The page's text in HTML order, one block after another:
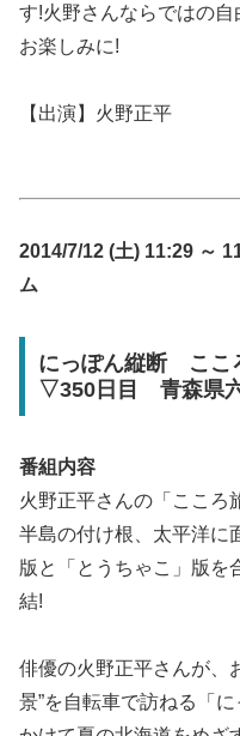
す!火野さんならではの
お楽しみに!
【出演】火野正平
2014/7/12 (土) 11:29 ～
ム
にっぽん縦断 ここ
▽350日目 青森県
番組内容
火野正平さんの「こころ
半島の付け根、太平洋に
版と「とうちゃこ」版を
結!
俳優の火野正平さんが、
景”を自転車で訪ねる「